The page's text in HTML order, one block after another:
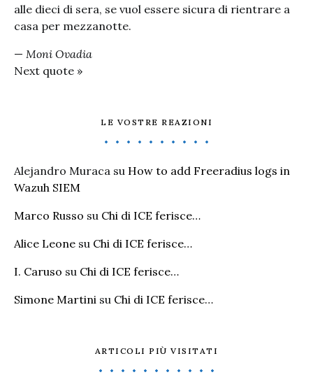
alle dieci di sera, se vuol essere sicura di rientrare a
casa per mezzanotte.
— Moni Ovadia
Next quote »
LE VOSTRE REAZIONI
Alejandro Muraca su How to add Freeradius logs in
Wazuh SIEM
Marco Russo su Chi di ICE ferisce…
Alice Leone su Chi di ICE ferisce…
I. Caruso su Chi di ICE ferisce…
Simone Martini su Chi di ICE ferisce…
ARTICOLI PIÙ VISITATI